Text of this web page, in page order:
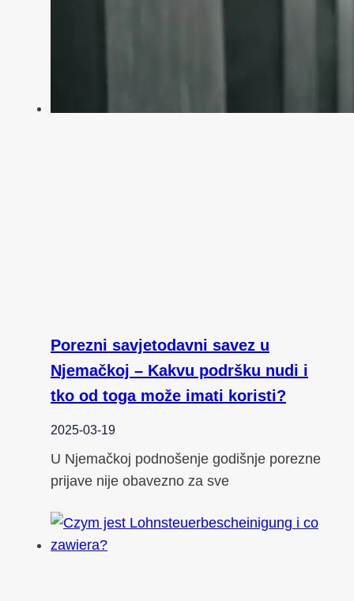
Porezni savjetodavni savez u
Njemačkoj – Kakvu podršku nudi i
tko od toga može imati koristi?
2025-03-19
U Njemačkoj podnošenje godišnje porezne
prijave nije obavezno za sve